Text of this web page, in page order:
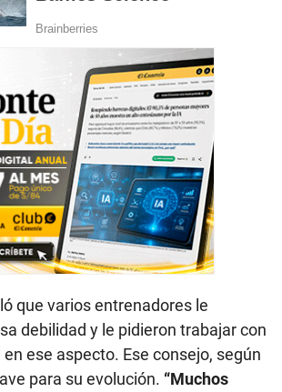
que varios entrenadores le
debilidad y le pidieron trabajar con
ese aspecto. Ese consejo, según
para su evolución. “Muchos